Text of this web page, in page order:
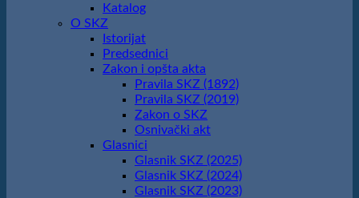
Katalog
O SKZ
Istorijat
Predsednici
Zakon i opšta akta
Pravila SKZ (1892)
Pravila SKZ (2019)
Zakon o SKZ
Osnivački akt
Glasnici
Glasnik SKZ (2025)
Glasnik SKZ (2024)
Glasnik SKZ (2023)